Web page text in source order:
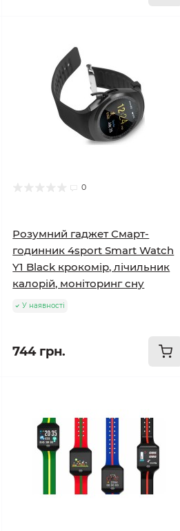
0
Розумний гаджет Смарт-
годинник 4sport Smart Watch
Y1 Black крокомір, лічильник
калорій, моніторинг сну
У наявності
744 грн.